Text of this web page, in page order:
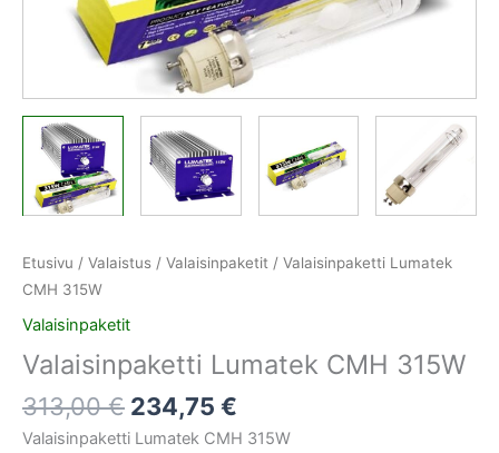
Etusivu / Valaistus / Valaisinpaketit / Valaisinpaketti Lumatek
CMH 315W
Valaisinpaketit
Valaisinpaketti Lumatek CMH 315W
313,00€ 234,75 €
Valaisinpaketti Lumatek CMH 315W